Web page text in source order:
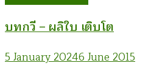
บทกวี – ผลิใบ เติบโต
5 January 20246 June 2015